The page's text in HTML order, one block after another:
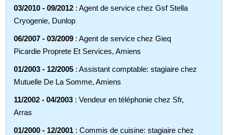
03/2010 - 09/2012 : Agent de service chez Gsf Stella
Cryogenie, Dunlop
06/2007 - 03/2009 : Agent de service chez Gieq
Picardie Proprete Et Services, Amiens
01/2003 - 12/2005 : Assistant comptable: stagiaire chez
Mutuelle De La Somme, Amiens
11/2002 - 04/2003 : Vendeur en téléphonie chez Sfr,
Arras
01/2000 - 12/2001 : Commis de cuisine: stagiaire chez